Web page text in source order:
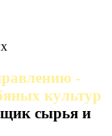
-
культур
сырья и